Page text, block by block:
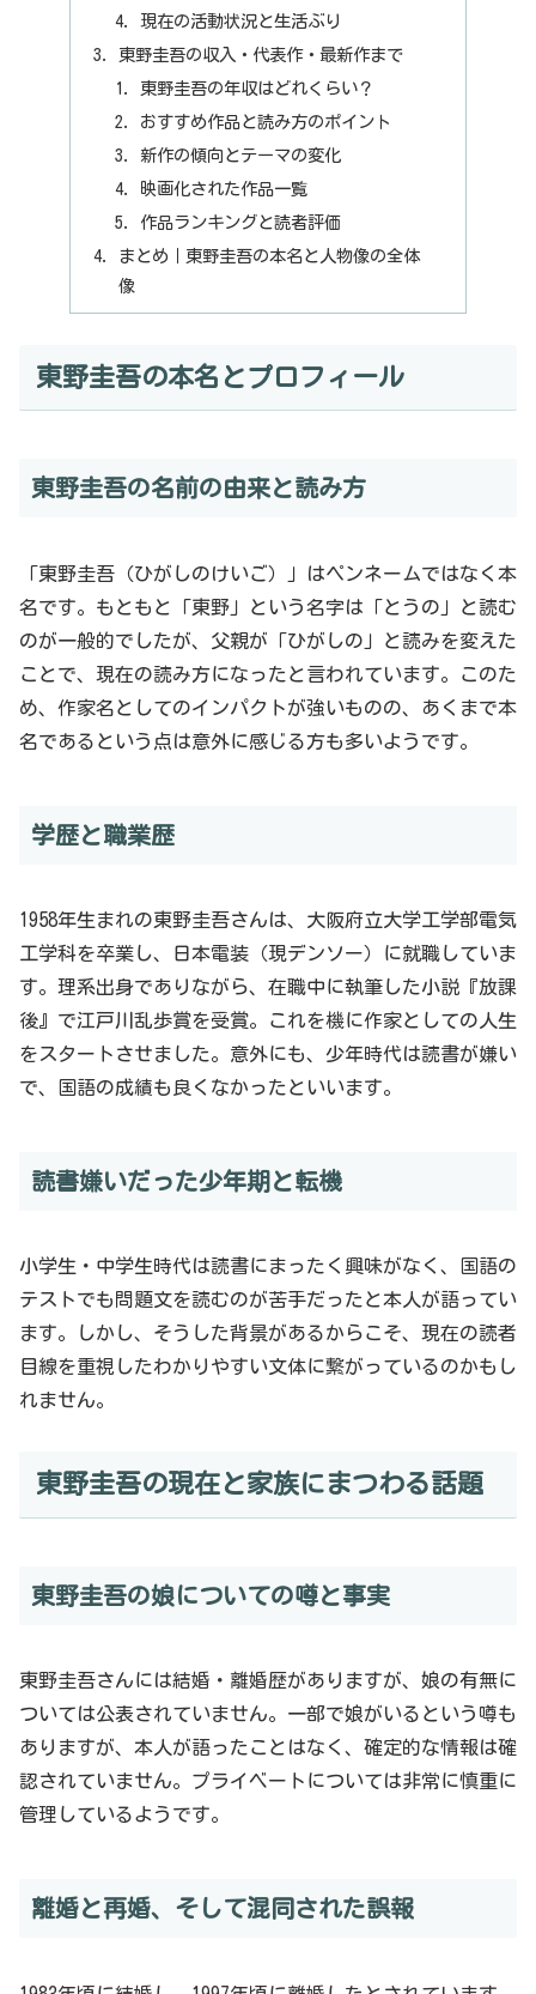
現在の活動状況と生活ぶり
東野圭吾の収入・代表作・最新作まで
東野圭吾の年収はどれくらい？
おすすめ作品と読み方のポイント
新作の傾向とテーマの変化
映画化された作品一覧
作品ランキングと読者評価
まとめ｜東野圭吾の本名と人物像の全体
像
東野圭吾の本名とプロフィール
東野圭吾の名前の由来と読み方
「東野圭吾（ひがしのけいご）」はペンネームではなく本
名です。もともと「東野」という名字は「とうの」と読む
のが一般的でしたが、父親が「ひがしの」と読みを変えた
ことで、現在の読み方になったと言われています。このた
め、作家名としてのインパクトが強いものの、あくまで本
名であるという点は意外に感じる方も多いようです。
学歴と職業歴
1958年生まれの東野圭吾さんは、大阪府立大学工学部電気
工学科を卒業し、日本電装（現デンソー）に就職していま
す。理系出身でありながら、在職中に執筆した小説『放課
後』で江戸川乱歩賞を受賞。これを機に作家としての人生
をスタートさせました。意外にも、少年時代は読書が嫌い
で、国語の成績も良くなかったといいます。
読書嫌いだった少年期と転機
小学生・中学生時代は読書にまったく興味がなく、国語の
テストでも問題文を読むのが苦手だったと本人が語ってい
ます。しかし、そうした背景があるからこそ、現在の読者
目線を重視したわかりやすい文体に繋がっているのかもし
れません。
東野圭吾の現在と家族にまつわる話題
東野圭吾の娘についての噂と事実
東野圭吾さんには結婚・離婚歴がありますが、娘の有無に
ついては公表されていません。一部で娘がいるという噂も
ありますが、本人が語ったことはなく、確定的な情報は確
認されていません。プライベートについては非常に慎重に
管理しているようです。
離婚と再婚、そして混同された誤報